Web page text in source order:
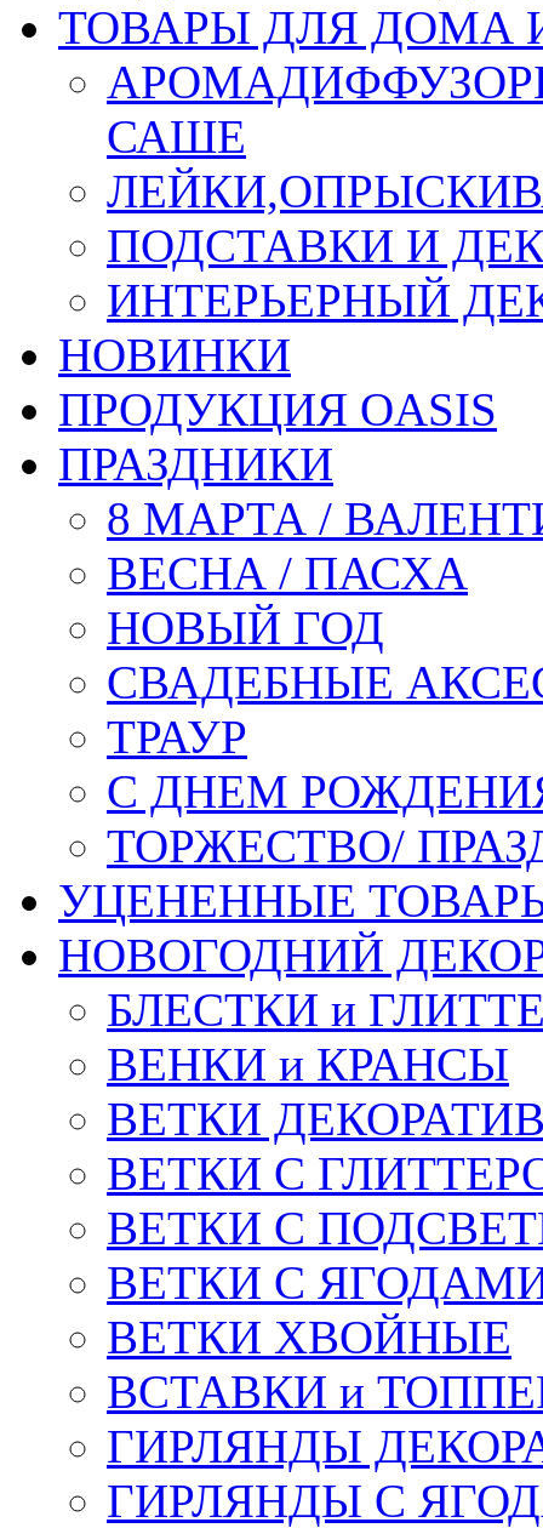
ТОВАРЫ ДЛЯ ДОМА
САШЕ
ПОДСТАВКИ И
ИНТЕРЬЕРНЫЙ
НОВИНКИ
ПРОДУКЦИЯ OASIS
ПРАЗДНИКИ
8 МАРТА /
ВЕСНА / ПАСХА
НОВЫЙ ГОД
СВАДЕБНЫЕ
ТРАУР
С ДНЕМ
ТОРЖЕСТВО/
УЦЕНЕННЫЕ
НОВОГОДНИЙ
БЛЕСТКИ и
ВЕНКИ и КРАНСЫ
ВЕТКИ
ВЕТКИ С
ВЕТКИ С
ВЕТКИ С
ВЕТКИ ХВОЙНЫЕ
ВСТАВКИ и
ГИРЛЯНДЫ
ГИРЛЯНДЫ С